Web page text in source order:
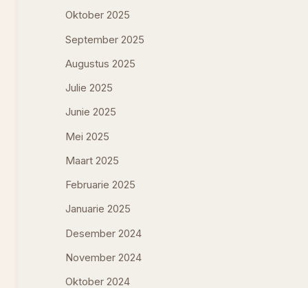
Oktober 2025
September 2025
Augustus 2025
Julie 2025
Junie 2025
Mei 2025
Maart 2025
Februarie 2025
Januarie 2025
Desember 2024
November 2024
Oktober 2024